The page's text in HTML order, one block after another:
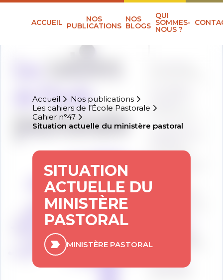
ACCUEIL NOS
PUBLICATIONS
NOS
BLOGS
QUI
SOMMES-
NOUS ?
Accueil
Nos publications
Les cahiers de l’École Pastorale
Cahier n°47
Situation actuelle du ministère pastoral
SITUATION
ACTUELLE DU
MINISTÈRE
PASTORAL
MINISTÈRE PASTORAL